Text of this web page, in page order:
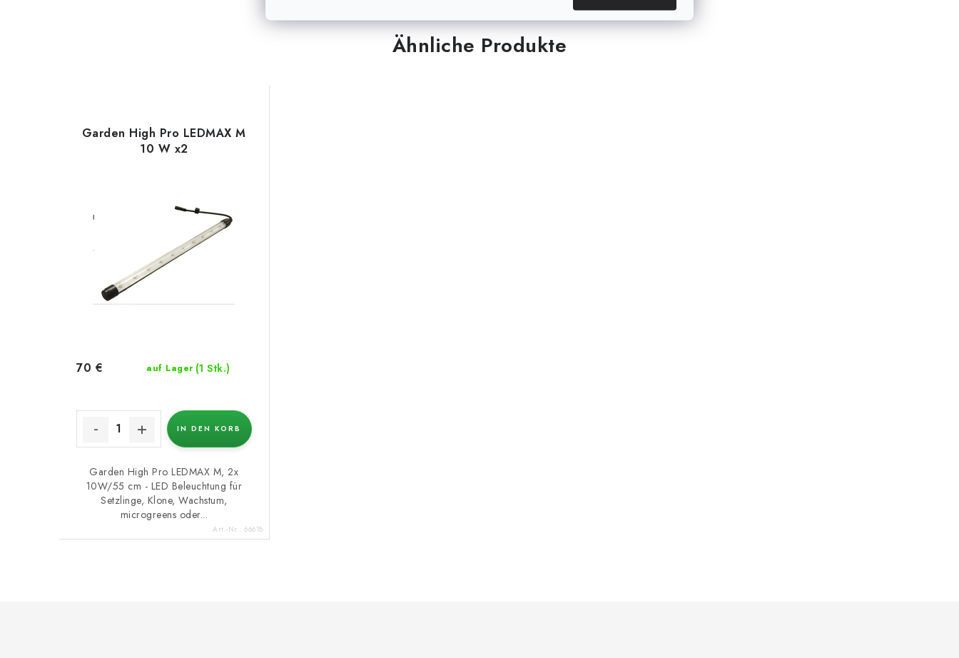
Ähnliche Produkte
Garden High Pro LEDMAX M
10 W x2
auf Lager (1 Stk.)
70 €
IN DEN KORB
Garden High Pro LEDMAX M, 2x
10W/55 cm - LED Beleuchtung für
Setzlinge, Klone, Wachstum,
microgreens oder...
Art.-Nr.: 66618